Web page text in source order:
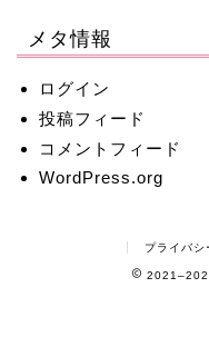
メタ情報
ログイン
投稿フィード
コメントフィード
WordPress.org
プライバシ